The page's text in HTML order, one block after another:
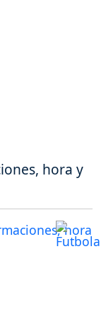
hora y